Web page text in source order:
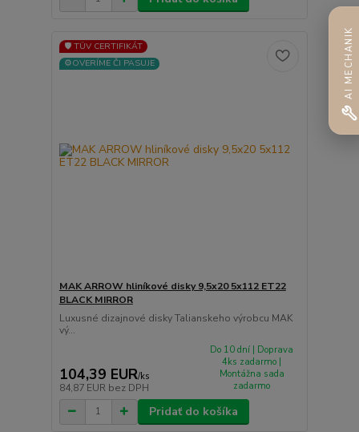
🛡️ TÜV CERTIFIKÁT
⚙️OVERÍME ČI PASUJE
MAK ARROW hliníkové disky 9,5x20 5x112 ET22
BLACK MIRROR
Luxusné dizajnové disky Talianskeho výrobcu MAK
vý...
104,39 EUR/ks
84,87 EUR bez DPH
Do 10 dní | Doprava
4ks zadarmo |
Montážna sada
zadarmo
Pridať do košíka
AI MECHANIK